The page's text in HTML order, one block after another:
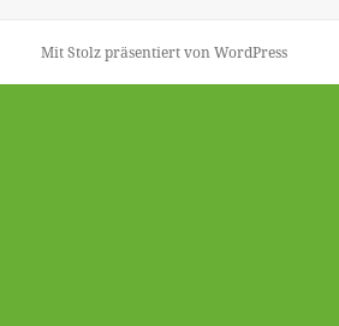
Mit Stolz präsentiert von WordPress